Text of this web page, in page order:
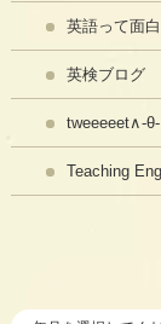
英語って面白
英検ブログ
tweeeeet∧-
Teaching